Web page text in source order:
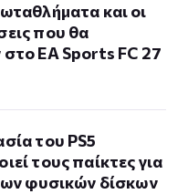
και οι
που θα
EA Sports FC 27
του PS5
τους παίκτες για
φυσικών δίσκων